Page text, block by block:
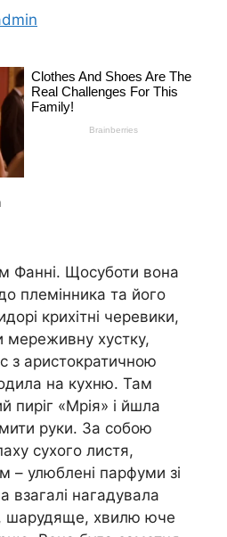
Фанні. Щосуботи вона
племінника та його
крихітні черевики,
хустку,
з аристократичною
на кухню. Там
пиріг «Мрія» і йшла
руки. За собою
сухого листя,
– улюблені парфуми зі
взагалі нагадувала
шарудяще, хвилю юче